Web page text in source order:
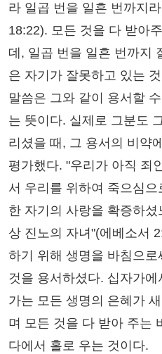
라 일곱 번을 일흔 번까지
18:22). 모든 것을 다 받아
데, 일곱 번을 일흔 번까지
은 자기가 잘못하고 있는
말씀은 그와 같이 용서할
는 뜻이다. 실제로 그분도
리셨을 때, 그 용서의 비약
평가했다. "우리가 아직 죄
서 우리를 위하여 죽으심
한 자기의 사랑을 확증하
상 진노의 자녀"(에베소서
하기 위해 생명을 바침으
것을 용서하셨다. 십자가
가는 모든 생명의 은혜가
며 모든 것을 다 받아 주는
다에서 홀로 우는 것이다.